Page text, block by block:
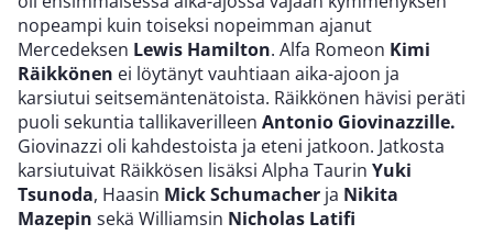
nopeampi kuin toiseksi nopeimman ajanut
Mercedeksen Lewis Hamilton. Alfa Romeon Kimi
Räikkönen ei löytänyt vauhtiaan aika-ajoon ja
karsiutui seitsemäntenätoista. Räikkönen hävisi peräti
puoli sekuntia tallikaverilleen Antonio Giovinazzille.
Giovinazzi oli kahdestoista ja eteni jatkoon. Jatkosta
karsiutuivat Räikkösen lisäksi Alpha Taurin Yuki
Tsunoda, Haasin Mick Schumacher ja Nikita
Mazepin sekä Williamsin Nicholas Latifi